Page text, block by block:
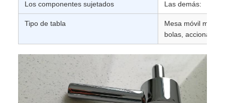
Los componentes sujetados Las demás:
Tipo de tabla
Mesa móvil
bolas, accionada